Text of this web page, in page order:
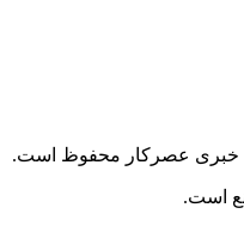
خبری عصرکار محفوظ است.
است.